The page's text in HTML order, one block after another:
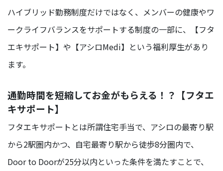
ハイブリッド勤務制度だけではなく、メンバーの健康やワ
ークライフバランスをサポートする制度の一部に、【フタ
エキサポート】や【アシロMedi】という福利厚生があり
ます。
通勤時間を短縮してお金がもらえる！？【フタエ
キサポート】
フタエキサポートとは所謂住宅手当で、アシロの最寄り駅
から2駅圏内かつ、自宅最寄り駅から徒歩8分圏内で、
Door to Doorが25分以内といった条件を満たすことで、